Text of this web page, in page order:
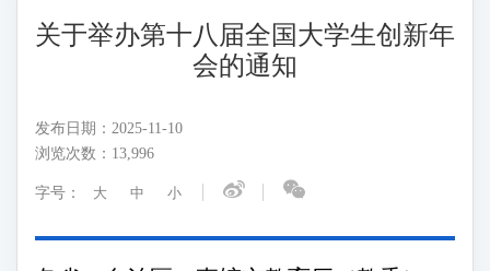
关于举办第十八届全国大学生创新年
会的通知
发布日期： 2025-11-10
浏览次数： 13,996
字号： 大 中 小